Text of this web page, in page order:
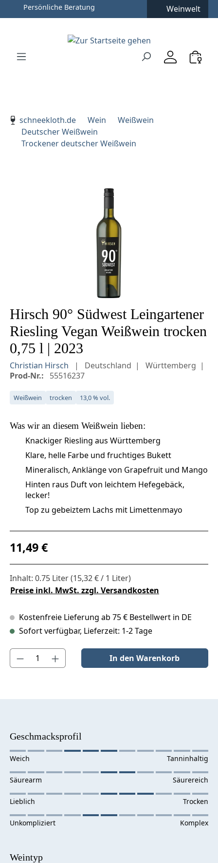
Zum Hauptinhalt springen
Zur Hauptnavigation springen
Weinwelt
schneekloth.de
Wein
Weißwein
Deutscher Weißwein
Trockener deutscher Weißwein
Bildergalerie überspringen
Hirsch 90° Südwest Leingartener
Riesling Vegan Weißwein trocken
0,75 l | 2023
Christian Hirsch Deutschland
Württemberg
Prod-Nr.:
55516237
Weißwein trocken 13,0 % vol.
Was wir an diesem Weißwein lieben:
Knackiger Riesling aus Württemberg
Klare, helle Farbe und fruchtiges Bukett
Mineralisch, Anklänge von Grapefruit und Mango
Hinten raus Duft von leichtem Hefegebäck,
lecker!
Top zu gebeiztem Lachs mit Limettenmayo
Regulärer Preis:
11,49 €
Inhalt: 0.75 Liter(15,32 € / 1 Liter)
Preise inkl. MwSt. zzgl. Versandkosten
Kostenfreie Lieferung ab 75 € Bestellwert in DE
Sofort verfügbar, Lieferzeit: 1-2 Tage
Produkt Anzahl: Gib den gewünschten Wert ein oder benutze
In den Warenkorb
Geschmacksprofil
Weintyp